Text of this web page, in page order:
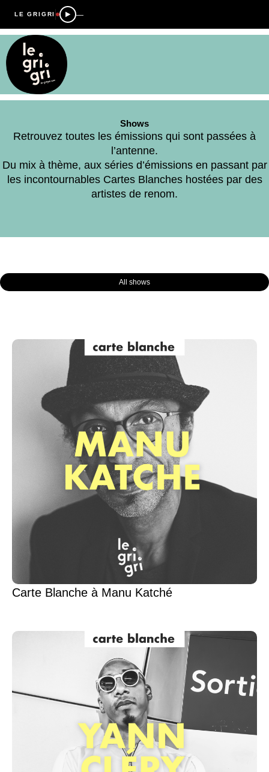
LE GRIGRI —
Shows
Retrouvez toutes les émissions qui sont passées à
l’antenne.
Du mix à thème, aux séries d’émissions en passant par
les incontournables Cartes Blanches hostées par des
artistes de renom.
All shows
Carte Blanche à Manu Katché
PagePage Page